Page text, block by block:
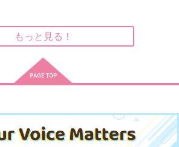
サンプル
作品詳細
サンプル
もっと見る！